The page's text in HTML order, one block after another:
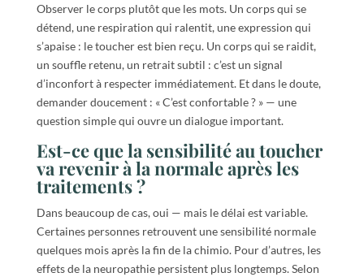
Observer le corps plutôt que les mots. Un corps qui se
détend, une respiration qui ralentit, une expression qui
s’apaise : le toucher est bien reçu. Un corps qui se raidit,
un souffle retenu, un retrait subtil : c’est un signal
d’inconfort à respecter immédiatement. Et dans le doute,
demander doucement : « C’est confortable ? » — une
question simple qui ouvre un dialogue important.
Est-ce que la sensibilité au toucher
va revenir à la normale après les
traitements ?
Dans beaucoup de cas, oui — mais le délai est variable.
Certaines personnes retrouvent une sensibilité normale
quelques mois après la fin de la chimio. Pour d’autres, les
effets de la neuropathie persistent plus longtemps. Selon